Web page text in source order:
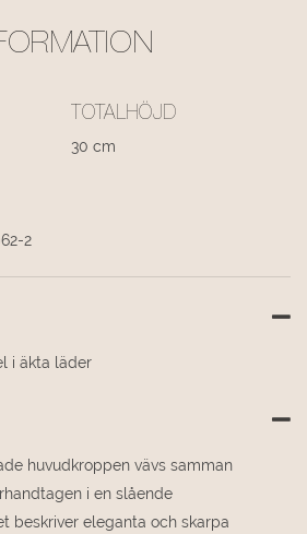
TOTALHÖJD
30 cm
2
i äkta läder
huvudkroppen vävs samman
i en slående
beskriver eleganta och skarpa